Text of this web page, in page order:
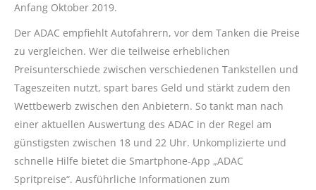
Anfang Oktober 2019.
Der ADAC empfiehlt Autofahrern, vor dem Tanken die Preise
zu vergleichen. Wer die teilweise erheblichen
Preisunterschiede zwischen verschiedenen Tankstellen und
Tageszeiten nutzt, spart bares Geld und stärkt zudem den
Wettbewerb zwischen den Anbietern. So tankt man nach
einer aktuellen Auswertung des ADAC in der Regel am
günstigsten zwischen 18 und 22 Uhr. Unkomplizierte und
schnelle Hilfe bietet die Smartphone-App „ADAC
Spritpreise“. Ausführliche Informationen zum